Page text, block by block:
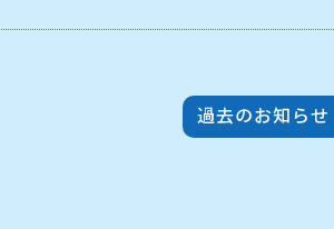
過去のお知らせ